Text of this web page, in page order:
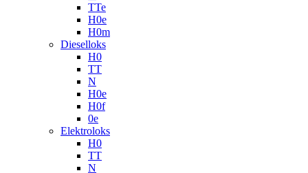
TTe
H0e
H0m
Dieselloks
H0
TT
N
H0e
H0f
0e
Elektroloks
H0
TT
N